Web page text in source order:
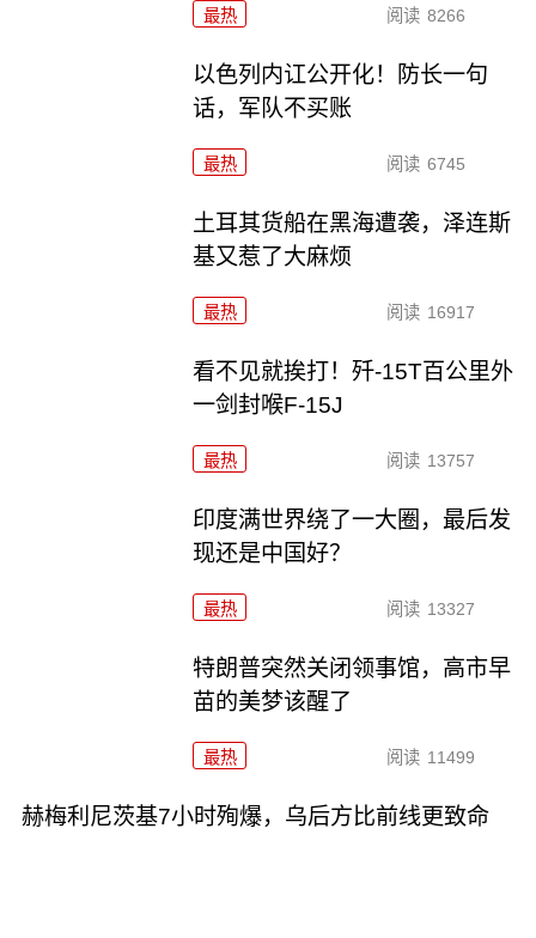
最热 阅读 8266
以色列内讧公开化！防长一句
话，军队不买账
最热 阅读 6745
土耳其货船在黑海遭袭，泽连斯
基又惹了大麻烦
最热 阅读 16917
看不见就挨打！歼-15T百公里外
一剑封喉F-15J
最热 阅读 13757
印度满世界绕了一大圈，最后发
现还是中国好？
最热 阅读 13327
特朗普突然关闭领事馆，高市早
苗的美梦该醒了
最热 阅读 11499
赫梅利尼茨基7小时殉爆，乌后方比前线更致命